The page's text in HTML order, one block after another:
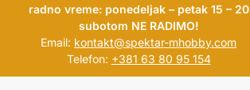
radno vreme: ponedeljak – petak 15 – 20
subotom NE RADIMO!
Email: kontakt@spektar-mhobby.com
Telefon: +381 63 80 95 154